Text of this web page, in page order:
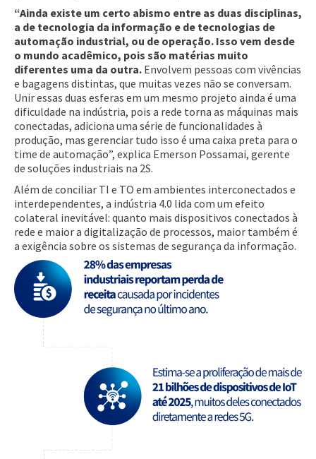
“Ainda existe um certo abismo entre as duas disciplinas,
a de tecnologia da informação e de tecnologias de
automação industrial, ou de operação. Isso vem desde
o mundo acadêmico, pois são matérias muito
diferentes uma da outra. Envolvem pessoas com vivências
e bagagens distintas, que muitas vezes não se conversam.
Unir essas duas esferas em um mesmo projeto ainda é uma
dificuldade na indústria, pois a rede torna as máquinas mais
conectadas, adiciona uma série de funcionalidades à
produção, mas gerenciar tudo isso é uma caixa preta para o
time de automação”, explica Emerson Possamai, gerente
de soluções industriais na 2S.
Além de conciliar TI e TO em ambientes interconectados e
interdependentes, a indústria 4.0 lida com um efeito
colateral inevitável: quanto mais dispositivos conectados à
rede e maior a digitalização de processos, maior também é
a exigência sobre os sistemas de segurança da informação.